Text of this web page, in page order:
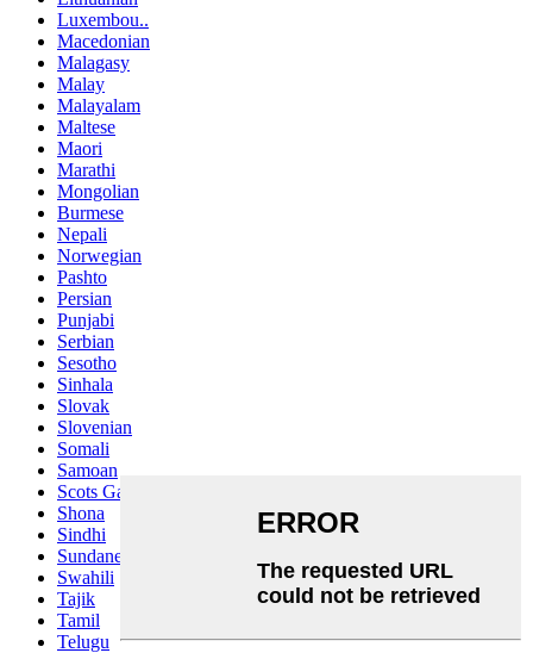
Luxembou..
Macedonian
Malagasy
Malay
Malayalam
Maltese
Maori
Marathi
Mongolian
Burmese
Nepali
Norwegian
Pashto
Persian
Punjabi
Serbian
Sesotho
Sinhala
Slovak
Slovenian
Somali
Samoan
Scots Gaelic
Shona
Sindhi
Sundanese
Swahili
Tajik
Tamil
Telugu